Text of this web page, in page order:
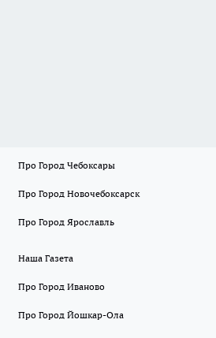
Про Город Чебоксары
Про Город Новочебоксарск
Про Город Ярославль
Наша Газета
Про Город Иваново
Про Город Йошкар-Ола